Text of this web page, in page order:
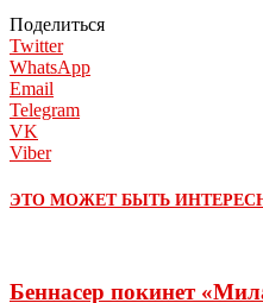
Поделиться
Twitter
WhatsApp
Email
Telegram
VK
Viber
ЭТО МОЖЕТ БЫТЬ
Беннасер покинет